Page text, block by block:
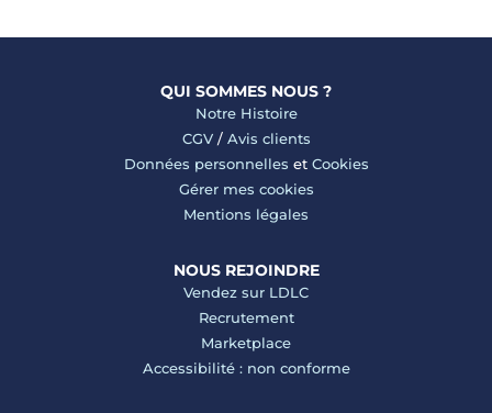
QUI SOMMES NOUS ?
Notre Histoire
CGV/ Avis clients
Données personnelles et Cookies
Gérer mes cookies
Mentions légales
NOUS REJOINDRE
Vendez sur LDLC
Recrutement
Marketplace
Accessibilité : non conforme